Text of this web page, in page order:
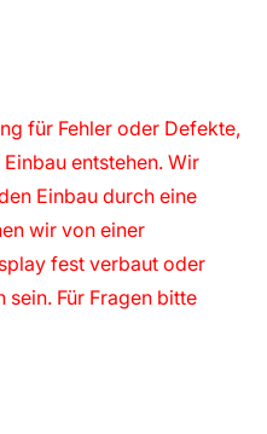
für Fehler oder Defekte,
entstehen. Wir
Einbau durch eine
wir von einer
fest verbaut oder
Für Fragen bitte